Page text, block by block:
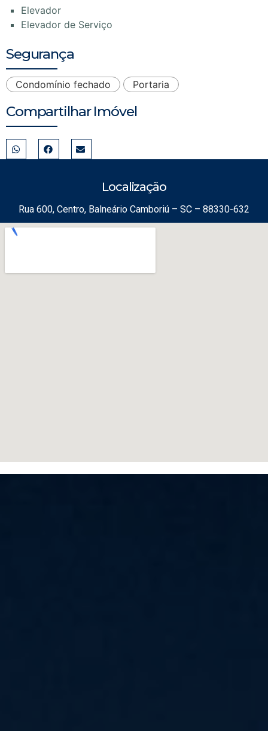
Elevador
Elevador de Serviço
Segurança
Condomínio fechado Portaria
Compartilhar Imóvel
Localização
Rua 600, Centro, Balneário Camboriú – SC – 88330-632